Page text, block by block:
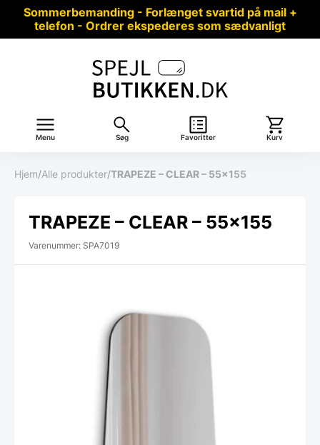
Sommerbemanding - Forlænget svartid på mail +
telefon - Ordrer ekspederes som sædvanligt
Menu Søg Favoritter Kurv
Hjem/Alle produkter/TRAPEZE – CLEAR – 55×155
TRAPEZE – CLEAR – 55×155
Varenummer: SPA7019